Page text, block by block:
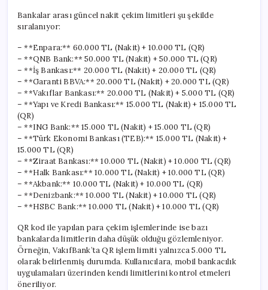
Bankalar arası güncel nakit çekim limitleri şu şekilde
sıralanıyor:
– **Enpara:** 60.000 TL (Nakit) + 10.000 TL (QR)
– **QNB Bank:** 50.000 TL (Nakit) + 50.000 TL (QR)
– **İş Bankası:** 20.000 TL (Nakit) + 20.000 TL (QR)
– **Garanti BBVA:** 20.000 TL (Nakit) + 20.000 TL (QR)
– **Vakıflar Bankası:** 20.000 TL (Nakit) + 5.000 TL (QR)
– **Yapı ve Kredi Bankası:** 15.000 TL (Nakit) + 15.000 TL
(QR)
– **ING Bank:** 15.000 TL (Nakit) + 15.000 TL (QR)
– **Türk Ekonomi Bankası (TEB):** 15.000 TL (Nakit) +
15.000 TL (QR)
– **Ziraat Bankası:** 10.000 TL (Nakit) + 10.000 TL (QR)
– **Halk Bankası:** 10.000 TL (Nakit) + 10.000 TL (QR)
– **Akbank:** 10.000 TL (Nakit) + 10.000 TL (QR)
– **Denizbank:** 10.000 TL (Nakit) + 10.000 TL (QR)
– **HSBC Bank:** 10.000 TL (Nakit) + 10.000 TL (QR)
QR kod ile yapılan para çekim işlemlerinde ise bazı
bankalarda limitlerin daha düşük olduğu gözlemleniyor.
Örneğin, VakıfBank’ta QR işlem limiti yalnızca 5.000 TL
olarak belirlenmiş durumda. Kullanıcılara, mobil bankacılık
uygulamaları üzerinden kendi limitlerini kontrol etmeleri
öneriliyor.